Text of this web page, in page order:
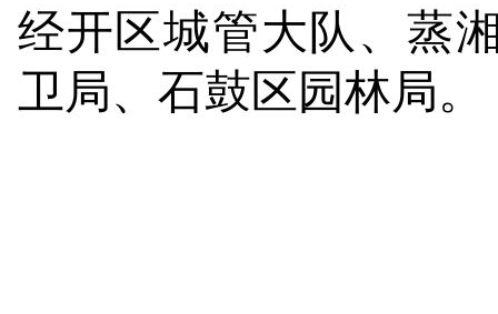
经开区城管大队、蒸
卫局、石鼓区园林局。